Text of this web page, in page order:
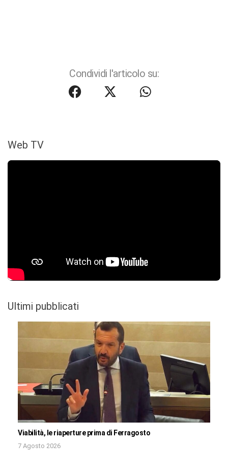
Condividi l'articolo su:
Web TV
Ultimi pubblicati
Viabilità, le riaperture prima di Ferragosto
7 Agosto 2026